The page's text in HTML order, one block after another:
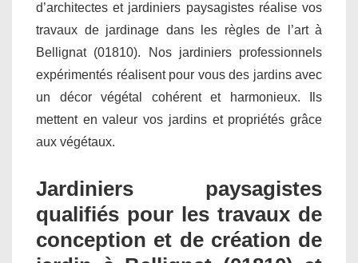
d’architectes et jardiniers paysagistes réalise vos
travaux de jardinage dans les règles de l’art à
Bellignat (01810). Nos jardiniers professionnels
expérimentés réalisent pour vous des jardins avec
un décor végétal cohérent et harmonieux. Ils
mettent en valeur vos jardins et propriétés grâce
aux végétaux.
Jardiniers paysagistes
qualifiés pour les travaux de
conception et de création de